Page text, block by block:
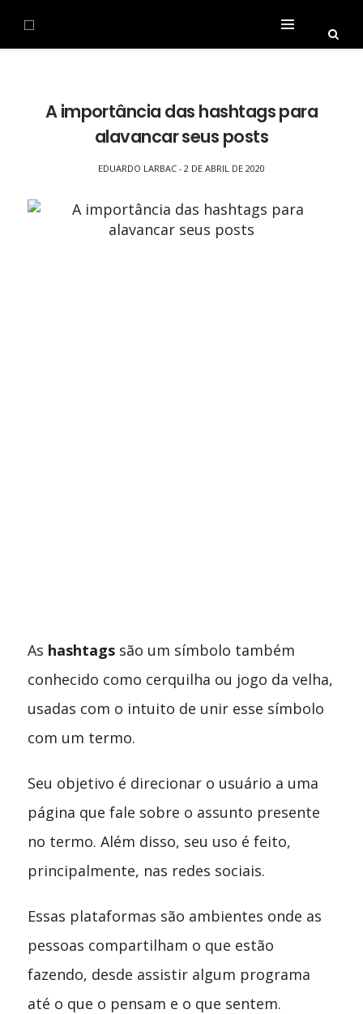
A importância das hashtags para
alavancar seus posts
EDUARDO LARBAC - 2 DE ABRIL DE 2020
As hashtagssão um símbolo também
conhecido como cerquilha ou jogo da velha,
usadas com o intuito de unir esse símbolo
com um termo.
Seu objetivo é direcionar o usuário a uma
página que fale sobre o assunto presente
no termo. Além disso, seu uso é feito,
principalmente, nas redes sociais.
Essas plataformas são ambientes onde as
pessoas compartilham o que estão
fazendo, desde assistir algum programa
até o que o pensam e o que sentem.